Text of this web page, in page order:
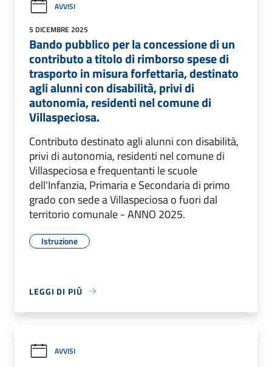
AVVISI
5 DICEMBRE 2025
Bando pubblico per la concessione di un
contributo a titolo di rimborso spese di
trasporto in misura forfettaria, destinato
agli alunni con disabilità, privi di
autonomia, residenti nel comune di
Villaspeciosa.
Contributo destinato agli alunni con disabilità,
privi di autonomia, residenti nel comune di
Villaspeciosa e frequentanti le scuole
dell'Infanzia, Primaria e Secondaria di primo
grado con sede a Villaspeciosa o fuori dal
territorio comunale - ANNO 2025.
Istruzione
LEGGI DI PIÙ
AVVISI